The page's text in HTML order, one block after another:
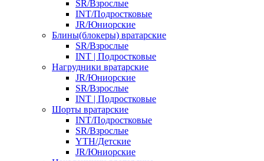
SR/Взрослые
INT/Подростковые
JR/Юниорские
Блины(блокеры) вратарские
SR/Взрослые
INT | Подростковые
Нагрудники вратарские
JR/Юниорские
SR/Взрослые
INT | Подростковые
Шорты вратарские
INT/Подростковые
SR/Взрослые
YTH/Детские
JR/Юниорские